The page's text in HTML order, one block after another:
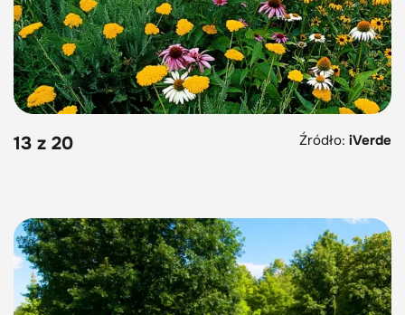
13 z 20 Źródło: iVerde